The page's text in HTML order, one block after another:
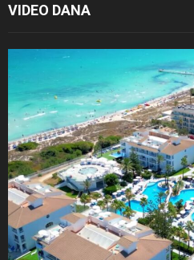
VIDEO DANA